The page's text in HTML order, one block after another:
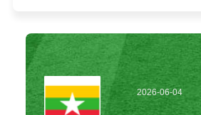
2026-06-04